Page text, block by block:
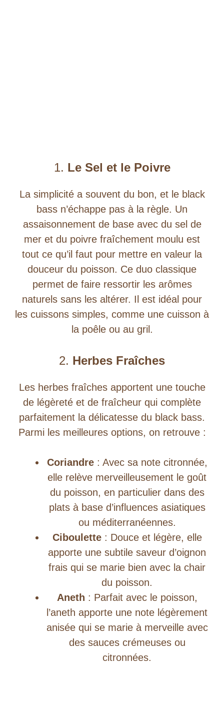
1. Le Sel et le Poivre
La simplicité a souvent du bon, et le black
bass n’échappe pas à la règle. Un
assaisonnement de base avec du sel de
mer et du poivre fraîchement moulu est
tout ce qu’il faut pour mettre en valeur la
douceur du poisson. Ce duo classique
permet de faire ressortir les arômes
naturels sans les altérer. Il est idéal pour
les cuissons simples, comme une cuisson à
la poêle ou au gril.
2. Herbes Fraîches
Les herbes fraîches apportent une touche
de légèreté et de fraîcheur qui complète
parfaitement la délicatesse du black bass.
Parmi les meilleures options, on retrouve :
Coriandre: Avec sa note citronnée,
elle relève merveilleusement le goût
du poisson, en particulier dans des
plats à base d’influences asiatiques
ou méditerranéennes.
Ciboulette: Douce et légère, elle
apporte une subtile saveur d’oignon
frais qui se marie bien avec la chair
du poisson.
Aneth : Parfait avec le poisson,
l’aneth apporte une note légèrement
anisée qui se marie à merveille avec
des sauces crémeuses ou
citronnées.